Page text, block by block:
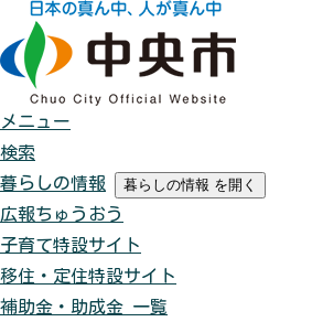
メニュー
検索
暮らしの情報
暮らしの情報 を開く
広報ちゅうおう
子育て特設サイト
移住・定住特設サイト
補助金・助成金 一覧